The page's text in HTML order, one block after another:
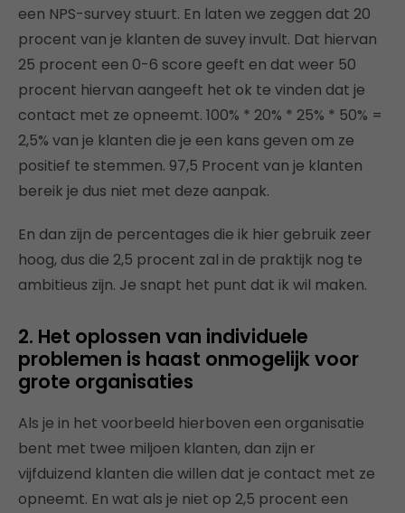
een NPS-survey stuurt. En laten we zeggen dat 20
procent van je klanten de suvey invult. Dat hiervan
25 procent een 0-6 score geeft en dat weer 50
procent hiervan aangeeft het ok te vinden dat je
contact met ze opneemt. 100% * 20% * 25% * 50% =
2,5% van je klanten die je een kans geven om ze
positief te stemmen. 97,5 Procent van je klanten
bereik je dus niet met deze aanpak.
En dan zijn de percentages die ik hier gebruik zeer
hoog, dus die 2,5 procent zal in de praktijk nog te
ambitieus zijn. Je snapt het punt dat ik wil maken.
2. Het oplossen van individuele
problemen is haast onmogelijk voor
grote organisaties
Als je in het voorbeeld hierboven een organisatie
bent met twee miljoen klanten, dan zijn er
vijfduizend klanten die willen dat je contact met ze
opneemt. En wat als je niet op 2,5 procent een